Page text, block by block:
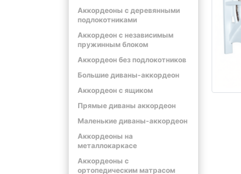
Аккордеоны с деревянными
подлокотниками
Аккордеон с независимым
пружинным блоком
Аккордеон без подлокотников
Большие диваны-аккордеон
Аккордеон с ящиком
Прямые диваны аккордеон
Маленькие диваны-аккордеон
Аккордеоны на
металлокаркасе
Аккордеоны с
ортопедическим матрасом